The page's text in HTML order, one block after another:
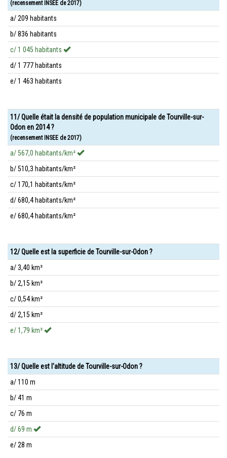
(recensement INSEE de 2017)
a/ 209 habitants
b/ 836 habitants
c/ 1 045 habitants
d/ 1 777 habitants
e/ 1 463 habitants
11/ Quelle était la densité de population municipale de Tourville-sur-
Odon en 2014 ?
(recensement INSEE de 2017)
a/ 567,0 habitants/km²
b/ 510,3 habitants/km²
c/ 170,1 habitants/km²
d/ 680,4 habitants/km²
e/ 680,4 habitants/km²
12/ Quelle est la superficie de Tourville-sur-Odon ?
a/ 3,40 km²
b/ 2,15 km²
c/ 0,54 km²
d/ 2,15 km²
e/ 1,79 km²
13/ Quelle est l'altitude de Tourville-sur-Odon ?
a/ 110 m
b/ 41 m
c/ 76 m
d/ 69 m
e/ 28 m